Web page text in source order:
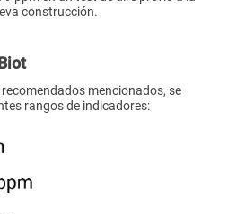
construcción.
mencionados, se
rangos de indicadores: